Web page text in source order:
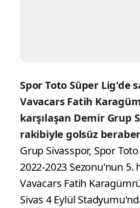
Spor Toto Süper Lig'de
Vavacars Fatih
karşılaşan Demir Grup
rakibiyle golsüz
Grup Sivasspor, Spor
2022-2023 Sezonu'nun 5.
Vavacars Fatih
Sivas 4 Eylül